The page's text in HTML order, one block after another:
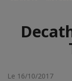
Le 16/10/2017